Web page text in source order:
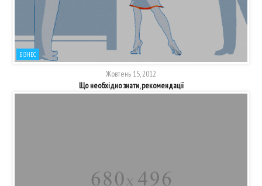
БІЗНЕС
Жовтень 15, 2012
Що необхідно знати, рекомендації